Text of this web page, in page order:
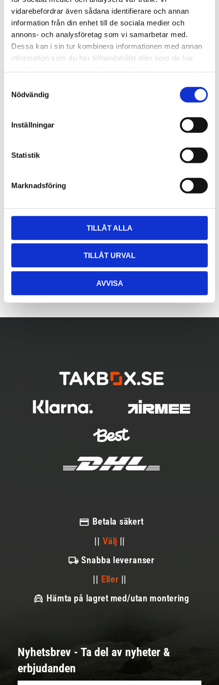
vidarebefordrar även sådana identifierare och annan
information från din enhet till de sociala medier och
annons- och analysföretag som vi samarbetar med.
Dessa kan i sin tur kombinera informationen med annan
information som du har tillhandahållit eller som de har
Nödvändig
Inställningar
Statistik
Marknadsföring
TILLÅT ALLA
TILLÅT URVAL
AVVISA
Lättmonterad
lasthållarfot för Thule Evo-
takräcken, för fordon med
integrerad reling.
1 795 kr
1 975 kr
720600
Lättmonterad
lasthållarfot för Thule
Edge-takräcken, för
fordon med integrerad
reling.
2 525kr
2 635kr
Betala säkert
|| Välj ||
Snabba leveranser
|| Eller ||
Hämta på lagret med/utan montering
Nyhetsbrev - Ta del av nyheter &
erbjudanden